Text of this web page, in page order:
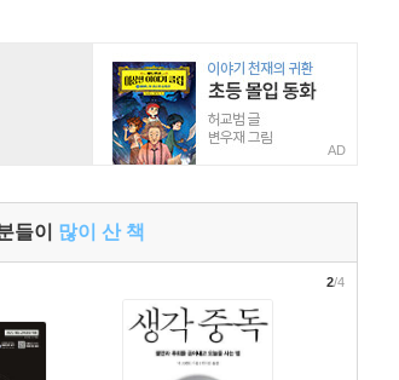
AD
들이 많이 산 책
2/4